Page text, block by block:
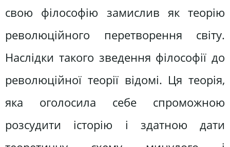
свою філософію замислив як теорію
революційного перетворення світу.
Наслідки такого зведення філософії до
революційної теорії відомі. Ця теорія,
яка оголосила себе спроможною
розсудити історію і здатною дати